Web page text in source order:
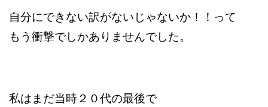
自分にできない訳がないじゃないか！！って
もう衝撃でしかありませんでした。
私はまだ当時２０代の最後で